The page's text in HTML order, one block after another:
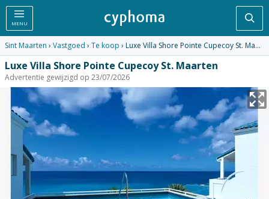
MENU
Sint Maarten › Vastgoed › Te koop › Luxe Villa Shore Pointe Cupecoy St. Maarten
Luxe Villa Shore Pointe Cupecoy St. Maarten
Advertentie gewijzigd op 23/07/2026